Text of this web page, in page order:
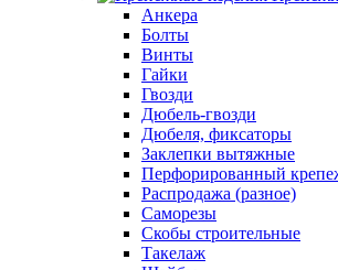
Анкера
Болты
Винты
Гайки
Гвозди
Дюбель-гвозди
Дюбеля, фиксаторы
Заклепки вытяжные
Перфорированный
Распродажа (разное)
Саморезы
Скобы строительные
Такелаж